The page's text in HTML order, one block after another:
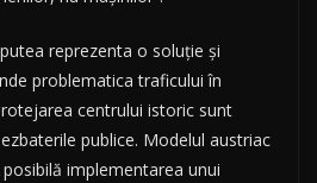
reprezenta o soluție și
problematica traficului în
centrului istoric sunt
publice. Modelul austriac
implementarea unui